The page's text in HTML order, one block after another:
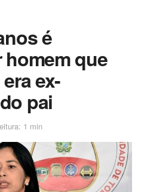
é
que
ex-
pai
1 min